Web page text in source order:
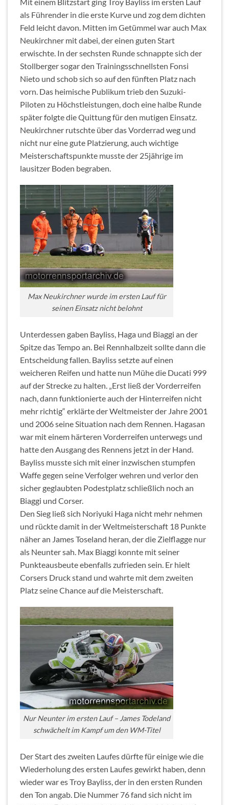
als Führender in die erste Kurve und zog dem dichten
Feld leicht davon. Mitten im Getümmel war auch Max
Neukirchner mit dabei, der einen guten Start
erwischte. In der sechsten Runde schnappte sich der
Stollberger sogar den Trainingsschnellsten Fonsi
Nieto und schob sich so auf den fünften Platz nach
vorn. Das heimische Publikum trieb den Suzuki-
Piloten zu Höchstleistungen, doch eine halbe Runde
später folgte die Quittung für den mutigen Einsatz.
Neukirchner rutschte über das Vorderrad weg und
nicht nur eine gute Platzierung, auch wichtige
Meisterschaftspunkte musste der 25jährige im
lausitzer Boden begraben.
Max Neukirchner wurde im ersten Lauf für
seinen Einsatz nicht belohnt
Unterdessen gaben Bayliss, Haga und Biaggi an der
Spitze das Tempo an. Bei Rennhalbzeit sollte dann die
Entscheidung fallen. Bayliss setzte auf einen
weicheren Reifen und hatte nun Mühe die Ducati 999
auf der Strecke zu halten. „Erst ließ der Vorderreifen
nach, dann funktionierte auch der Hinterreifen nicht
mehr richtig“ erklärte der Weltmeister der Jahre 2001
und 2006 seine Situation nach dem Rennen. Hagasan
war mit einem härteren Vorderreifen unterwegs und
hatte den Ausgang des Rennens jetzt in der Hand.
Bayliss musste sich mit einer inzwischen stumpfen
Waffe gegen seine Verfolger wehren und verlor den
sicher geglaubten Podestplatz schließlich noch an
Biaggi und Corser.
Den Sieg ließ sich Noriyuki Haga nicht mehr nehmen
und rückte damit in der Weltmeisterschaft 18 Punkte
näher an James Toseland heran, der die Zielflagge nur
als Neunter sah. Max Biaggi konnte mit seiner
Punkteausbeute ebenfalls zufrieden sein. Er hielt
Corsers Druck stand und wahrte mit dem zweiten
Platz seine Chance auf die Meisterschaft.
Nur Neunter im ersten Lauf – James Todeland
schwächelt im Kampf um den WM-Titel
Der Start des zweiten Laufes dürfte für einige wie die
Wiederholung des ersten Laufes gewirkt haben, denn
wieder war es Troy Bayliss, der in den ersten Runden
den Ton angab. Die Nummer 76 fand sich nicht im